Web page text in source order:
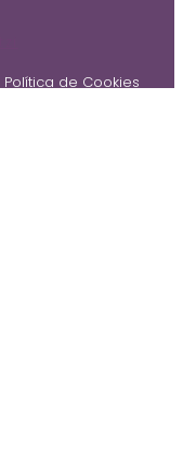
Política de Cookies